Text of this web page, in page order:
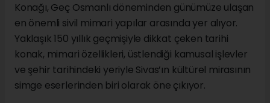
Konağı, Geç Osmanlı döneminden günümüze ulaşan
en önemli sivil mimari yapılar arasında yer alıyor.
Yaklaşık 150 yıllık geçmişiyle dikkat çeken tarihi
konak, mimari özellikleri, üstlendiği kamusal işlevler
ve şehir tarihindeki yeriyle Sivas’ın kültürel mirasının
simge eserlerinden biri olarak öne çıkıyor.